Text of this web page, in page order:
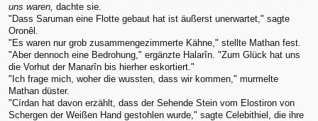
uns waren, dachte sie.
"Dass Saruman eine Flotte gebaut hat ist äußerst unerwartet," sagte
Oronêl.
"Es waren nur grob zusammengezimmerte Kähne," stellte Mathan fest.
"Aber dennoch eine Bedrohung," ergänzte Halarîn. "Zum Glück hat uns
die Vorhut der Manarîn bis hierher eskortiert."
"Ich frage mich, woher die wussten, dass wir kommen," murmelte
Mathan düster.
"Círdan hat davon erzählt, dass der Sehende Stein vom Elostiron von
Schergen der Weißen Hand gestohlen wurde," sagte Celebithiel, die ihre